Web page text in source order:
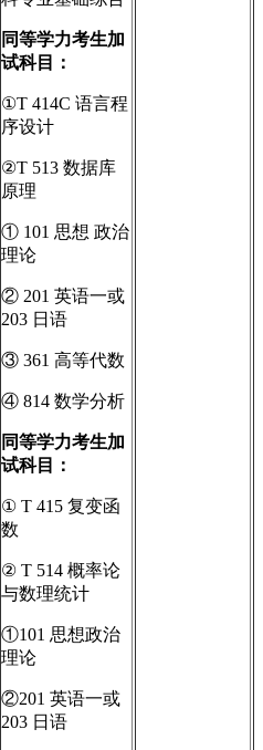
同等学力考生加
试科目：
①T 414C 语言程
序设计
②T 513 数据库
原理
① 101 思想 政治
理论
② 201 英语一或
203 日语
③ 361 高等代数
④ 814 数学分析
同等学力考生加
试科目：
① T 415 复变函
数
② T 514 概率论
与数理统计
①101 思想政治
理论
②201 英语一或
203 日语